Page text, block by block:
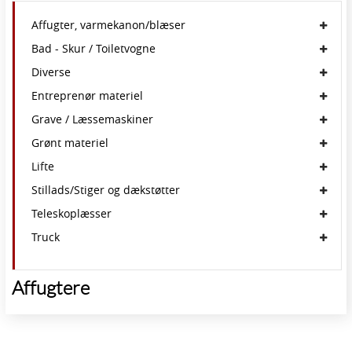
Affugter, varmekanon/blæser
Bad - Skur / Toiletvogne
Diverse
Entreprenør materiel
Grave / Læssemaskiner
Grønt materiel
Lifte
Stillads/Stiger og dækstøtter
Teleskoplæsser
Truck
Affugtere